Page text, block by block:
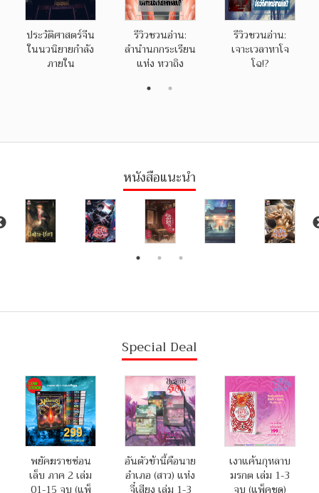
ประวัติศาสตร์จีน
ในนวนิยายกำลัง
ภายใน
รีวิวชวนอ่าน:
ลำนำนกกระเรียน
แห่ง หวาถิง
รีวิวชวนอ่าน:
เจาะเวลาหาโจ
โฉ!?
หนังสือแนะนำ
Special Deal
พยัคฆราชซ่อน
เล็บ ภาค 2 เล่ม
01-15 จบ (แพ็
อันตัวข้านี้คือนาย
อำเภอ (สาว) แห่ง
จี๋เสียง เล่ม 1-3
เงาแค้นกุหลาบ
มรกต เล่ม 1-3
จบ (แพ็คชุด)